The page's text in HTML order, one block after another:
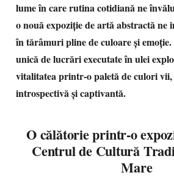
lume în care rutina cotidiană ne
o nouă expoziție de artă abstractă ne
în tărâmuri pline de culoare și emoție.
unică de lucrări executate în ulei
vitalitatea printr-o paletă de culori
introspectivă și captivantă.
O călătorie printr-o
Centrul de Cultură
Mare